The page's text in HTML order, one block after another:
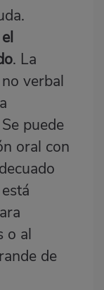
. La
verbal
puede
oral con
o al
de